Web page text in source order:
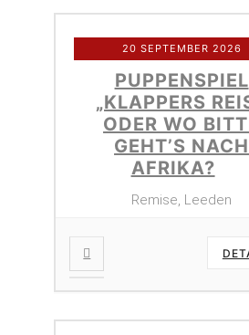
20 SEPTEMBER 2026
PUPPENSPIEL
„KLAPPERS
ODER WO
GEHT’S NACH
AFRIKA?
Remise, Leeden